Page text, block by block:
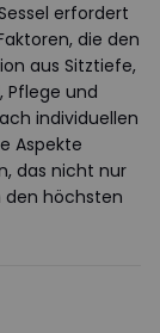
erfordert
die den
aus Sitztiefe,
Pflege und
individuellen
Aspekte
das nicht nur
den höchsten